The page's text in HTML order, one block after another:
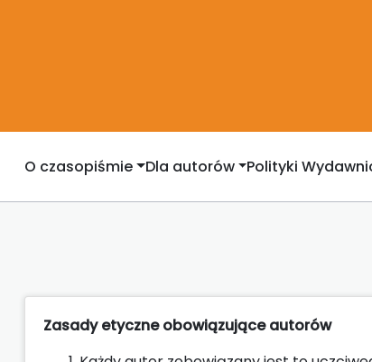
O czasopiśmie Dla autorów Polityki
Zasady etyczne obowiązujące autorów